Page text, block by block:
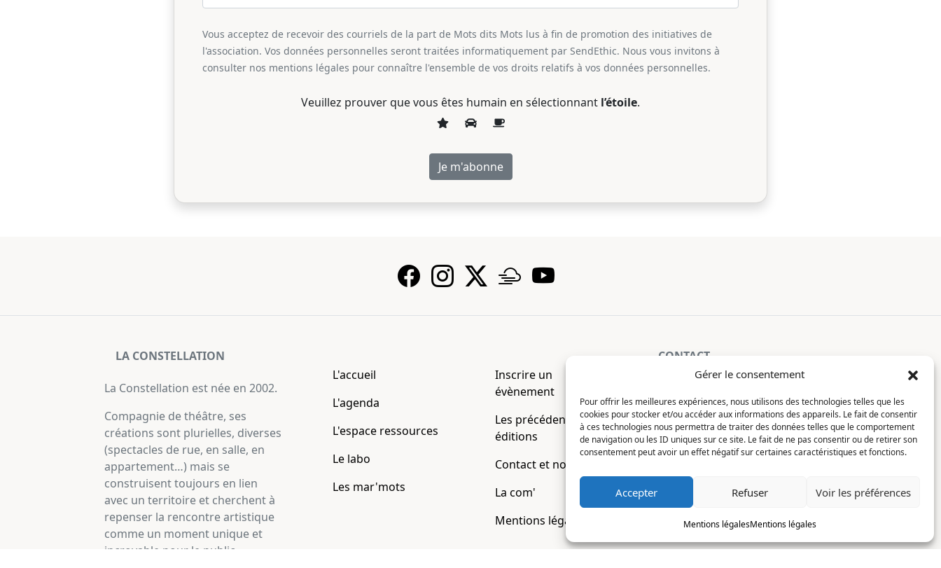
Gérer le consentement
Pour offrir les meilleures expériences, nous utilisons des technologies telles que les
cookies pour stocker et/ou accéder aux informations des appareils. Le fait de consentir
à ces technologies nous permettra de traiter des données telles que le comportement
de navigation ou les ID uniques sur ce site. Le fait de ne pas consentir ou de retirer son
consentement peut avoir un effet négatif sur certaines caractéristiques et fonctions.
Accepter Refuser Voir les préférences
Mentions légalesMentions légales
Je lis, je m'inscris
Vous acceptez de recevoir des courriels de la part de Mots dits Mots lus à fin de promotion des initiatives de
l'association. Vos données personnelles seront traitées informatiquement par SendEthic. Nous vous invitons à
consulter nos mentions légales pour connaître l'ensemble de vos droits relatifs à vos données personnelles.
Veuillez prouver que vous êtes humain en sélectionnant l’étoile.
LA CONSTELLATION
La Constellation est née en 2002.
Compagnie de théâtre, ses
créations sont plurielles, diverses
(spectacles de rue, en salle, en
appartement…) mais se
construisent toujours en lien
avec un territoire et cherchent à
repenser la rencontre artistique
comme un moment unique et
incroyable pour le public
L'accueil
L'agenda
L'espace ressources
Le labo
Les mar'mots
Inscrire un
évènement
Les précédentes
éditions
Contact et nous
La com'
Mentions légales
CONTACT
7 chemin du Clotay
91350 Grigny
FRANCE
contact@motsditsmotslus.com
01 69 02 20 15